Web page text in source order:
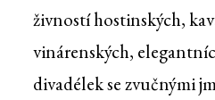
živností hostinských,
vinárenských,
divadélek se zvučnými